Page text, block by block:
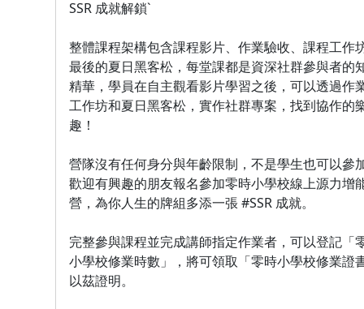
SSR 成就解鎖`
整體課程架構包含課程影片、作業驗收、課程工作
最後的夏日黑客松，每堂課都是資深社群參與者的
精華，學員在自主觀看影片學習之後，可以透過作
工作坊和夏日黑客松，實作社群專案，找到協作的
趣！
營隊沒有任何身分與年齡限制，不是學生也可以參
歡迎有興趣的朋友報名參加零時小學校線上源力增
營，為你人生的牌組多添一張 #SSR 成就。
完整參與課程並完成講師指定作業者，可以登記「
小學校修業時數」，將可領取「零時小學校修業證
以茲證明。